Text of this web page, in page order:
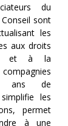
du
sont
les
aux droits
et à la
ans de
les
permet
à une